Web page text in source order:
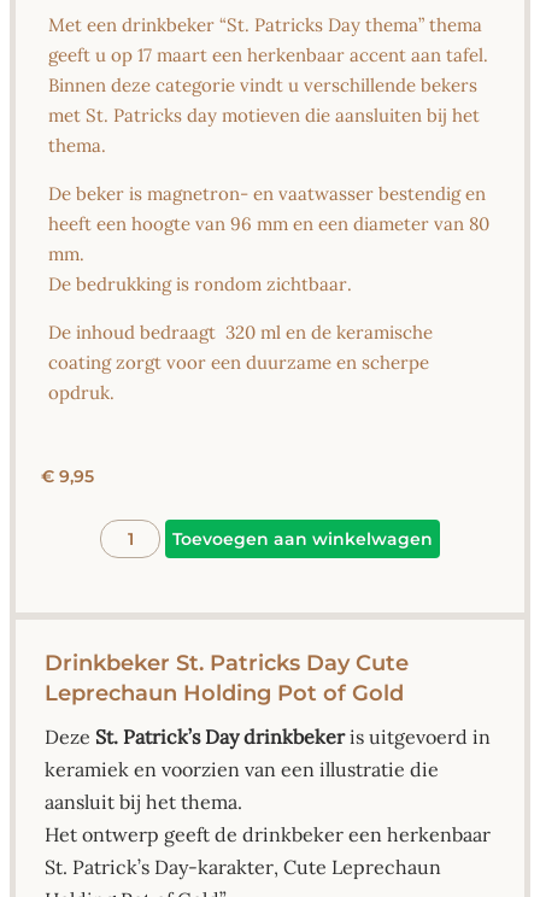
Met een drinkbeker “St. Patricks Day thema” thema
geeft u op 17 maart een herkenbaar accent aan tafel.
Binnen deze categorie vindt u verschillende bekers
met St. Patricks day motieven die aansluiten bij het
thema.
De beker is magnetron- en vaatwasser bestendig en
heeft een hoogte van 96 mm en een diameter van 80
mm.
De bedrukking is rondom zichtbaar.
De inhoud bedraagt 320 ml en de keramische
coating zorgt voor een duurzame en scherpe
opdruk.
€ 9,95
Toevoegen aan winkelwagen
Drinkbeker St. Patricks Day Cute
Leprechaun Holding Pot of Gold
Deze St. Patrick’s Day drinkbekeris uitgevoerd in
keramiek en voorzien van een illustratie die
aansluit bij het thema.
Het ontwerp geeft de drinkbeker een herkenbaar
St. Patrick’s Day-karakter, Cute Leprechaun